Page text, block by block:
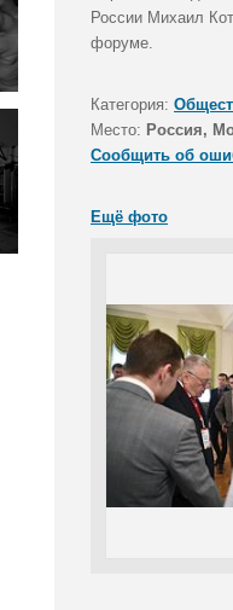
России Михаил
форуме.
Категория:
Место: Россия,
Сообщить об
Ещё фото